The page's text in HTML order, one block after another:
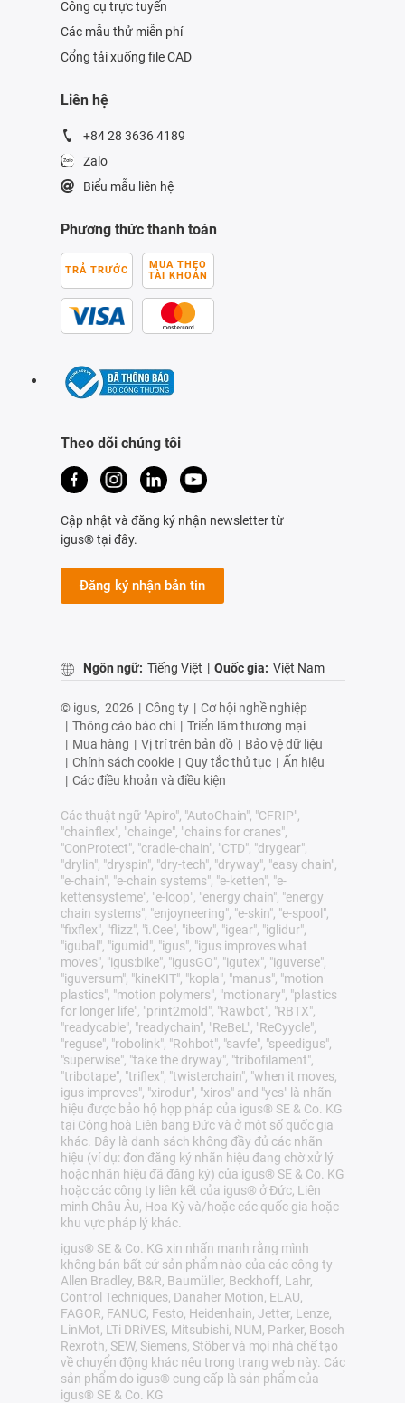
Công cụ trực tuyến
Các mẫu thử miễn phí
Cổng tải xuống file CAD
Liên hệ
+84 28 3636 4189
Zalo
Biểu mẫu liên hệ
Phương thức thanh toán
TRẢ TRƯỚC
MUA THEO
TÀI KHOẢN
Theo dõi chúng tôi
Cập nhật và đăng ký nhận newsletter từ
igus® tại đây.
Đăng ký nhận bản tin
Ngôn ngữ: Tiếng Việt | Quốc gia: Việt Nam
© igus, 2026 | Công ty | Cơ hội nghề nghiệp
| Thông cáo báo chí | Triển lãm thương mại
| Mua hàng | Vị trí trên bản đồ | Bảo vệ dữ liệu
| Chính sách cookie | Quy tắc thủ tục | Ấn hiệu
| Các điều khoản và điều kiện
Các thuật ngữ "Apiro", "AutoChain", "CFRIP",
"chainflex", "chainge", "chains for cranes",
"ConProtect", "cradle-chain", "CTD", "drygear",
"drylin", "dryspin", "dry-tech", "dryway", "easy chain",
"e-chain", "e-chain systems", "e-ketten", "e-
kettensysteme", "e-loop", "energy chain", "energy
chain systems", "enjoyneering", "e-skin", "e-spool",
"fixflex", "flizz", "i.Cee", "ibow", "igear", "iglidur",
"igubal", "igumid", "igus", "igus improves what
moves", "igus:bike", "igusGO", "igutex", "iguverse",
"iguversum", "kineKIT", "kopla", "manus", "motion
plastics", "motion polymers", "motionary", "plastics
for longer life", "print2mold", "Rawbot", "RBTX",
"readycable", "readychain", "ReBeL", "ReCyycle",
"reguse", "robolink", "Rohbot", "savfe", "speedigus",
"superwise", "take the dryway", "tribofilament",
"tribotape", "triflex", "twisterchain", "when it moves,
igus improves", "xirodur", "xiros" and "yes" là nhãn
hiệu được bảo hộ hợp pháp của igus® SE & Co. KG
tại Cộng hoà Liên bang Đức và ở một số quốc gia
khác. Đây là danh sách không đầy đủ các nhãn
hiệu (ví dụ: đơn đăng ký nhãn hiệu đang chờ xử lý
hoặc nhãn hiệu đã đăng ký) của igus® SE & Co. KG
hoặc các công ty liên kết của igus® ở Đức, Liên
minh Châu Âu, Hoa Kỳ và/hoặc các quốc gia hoặc
khu vực pháp lý khác.
igus® SE & Co. KG xin nhấn mạnh rằng mình
không bán bất cứ sản phẩm nào của các công ty
Allen Bradley, B&R, Baumüller, Beckhoff, Lahr,
Control Techniques, Danaher Motion, ELAU,
FAGOR, FANUC, Festo, Heidenhain, Jetter, Lenze,
LinMot, LTi DRiVES, Mitsubishi, NUM, Parker, Bosch
Rexroth, SEW, Siemens, Stöber và mọi nhà chế tạo
về chuyển động khác nêu trong trang web này. Các
sản phẩm do igus® cung cấp là sản phẩm của
igus® SE & Co. KG